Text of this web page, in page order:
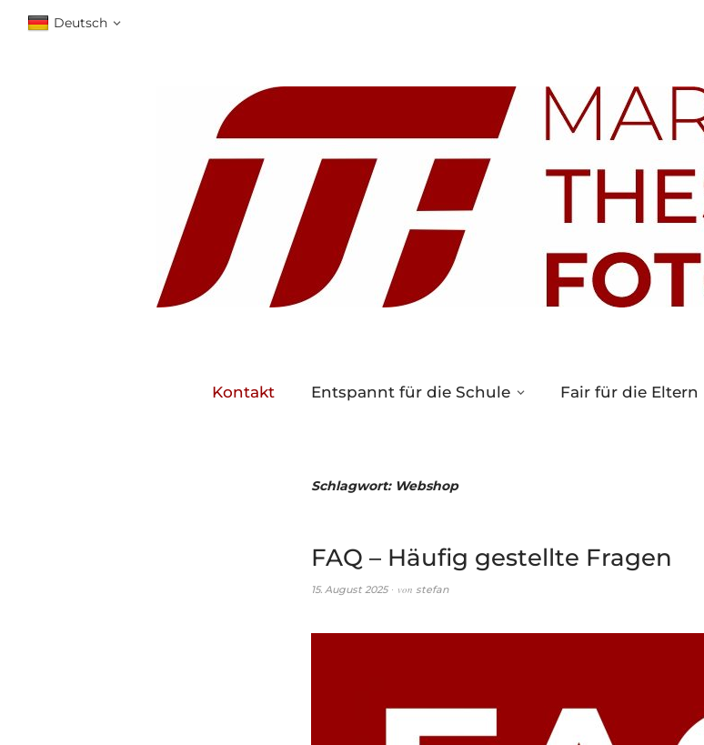
Deutsch
Kontakt Entspannt für die Schule Fair für die Eltern
Schlagwort: Webshop
FAQ – Häufig gestellte Fragen
15. August 2025 von stefan